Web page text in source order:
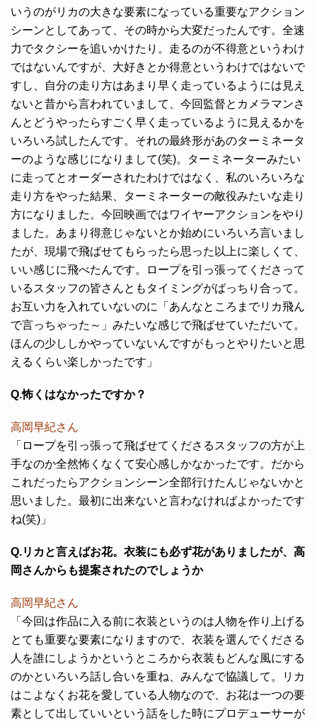
いうのがリカの大きな要素になっている重要なアクション
シーンとしてあって、その時から大変だったんです。全速
力でタクシーを追いかけたり。走るのが不得意というわけ
ではないんですが、大好きとか得意というわけではないで
すし、自分の走り方はあまり早く走っているようには見え
ないと昔から言われていまして、今回監督とカメラマンさ
んとどうやったらすごく早く走っているように見えるかを
いろいろ試したんです。それの最終形があのターミネータ
ーのような感じになりまして(笑)。ターミネーターみたい
に走ってとオーダーされたわけではなく、私のいろいろな
走り方をやった結果、ターミネーターの敵役みたいな走り
方になりました。今回映画ではワイヤーアクションをやり
ました。あまり得意じゃないとか始めにいろいろ言いまし
たが、現場で飛ばせてもらったら思った以上に楽しくて、
いい感じに飛べたんです。ロープを引っ張ってくださって
いるスタッフの皆さんともタイミングがばっちり合って。
お互い力を入れていないのに「あんなところまでリカ飛ん
で言っちゃった～」みたいな感じで飛ばせていただいて。
ほんの少ししかやっていないんですがもっとやりたいと思
えるくらい楽しかったです」
Q.怖くはなかったですか？
高岡早紀さん
「ロープを引っ張って飛ばせてくださるスタッフの方が上
手なのか全然怖くなくて安心感しかなかったです。だから
これだったらアクションシーン全部行けたんじゃないかと
思いました。最初に出来ないと言わなければよかったです
ね(笑)」
Q.リカと言えばお花。衣装にも必ず花がありましたが、高
岡さんからも提案されたのでしょうか
高岡早紀さん
「今回は作品に入る前に衣装というのは人物を作り上げる
とても重要な要素になりますので、衣装を選んでくださる
人を誰にしようかというところから衣装もどんな風にする
のかといろいろ話し合いを重ね、みんなで協議して。リカ
はこよなくお花を愛している人物なので、お花は一つの要
素として出していいという話をした時にプロデューサーが